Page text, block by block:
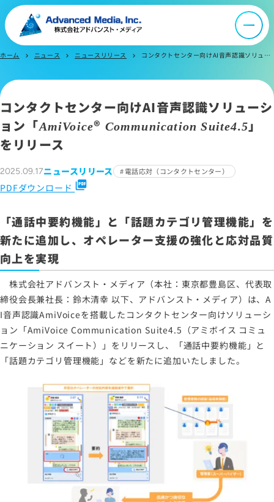
お問い合わせ
サイトマップ
サイトのご利用について
ソーシャルメディアポリシー
プライバシーポリシー
情報セキュリティポリシー
メールマガジン
ホーム chevron_right ニュース chevron_right ニュースリリース chevron_right コンタクトセンター向けAI音声認識ソリューション「AmiVoice® Communication Suite4.5」をリリース
コンタクトセンター向けAI音声認識ソリューシ
ョン「AmiVoice® Communication Suite4.5」
をリリース
2025.09.17ニュースリリース 電話応対（コンタクトセンター）
PDFダウンロード picture_as_pdf
「通話中要約機能」と「話題カテゴリ管理機能」を
新たに追加し、オペレーター支援の強化と応対品質
向上を実現
株式会社アドバンスト・メディア（本社：東京都豊島区、代表取
締役会長兼社長：鈴木清幸 以下、アドバンスト・メディア）は、A
I音声認識AmiVoiceを搭載したコンタクトセンター向けソリューシ
ョン「AmiVoice Communication Suite4.5（アミボイス コミュ
ニケーション スイート）」をリリースし、「通話中要約機能」と
「話題カテゴリ管理機能」などを新たに追加いたしました。